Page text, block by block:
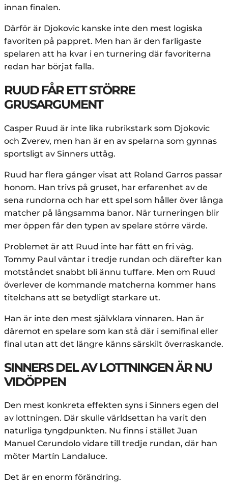
innan finalen.
Därför är Djokovic kanske inte den mest logiska
favoriten på pappret. Men han är den farligaste
spelaren att ha kvar i en turnering där favoriterna
redan har börjat falla.
RUUD FÅR ETT STÖRRE
GRUSARGUMENT
Casper Ruud är inte lika rubrikstark som Djokovic
och Zverev, men han är en av spelarna som gynnas
sportsligt av Sinners uttåg.
Ruud har flera gånger visat att Roland Garros passar
honom. Han trivs på gruset, har erfarenhet av de
sena rundorna och har ett spel som håller över långa
matcher på långsamma banor. När turneringen blir
mer öppen får den typen av spelare större värde.
Problemet är att Ruud inte har fått en fri väg.
Tommy Paul väntar i tredje rundan och därefter kan
motståndet snabbt bli ännu tuffare. Men om Ruud
överlever de kommande matcherna kommer hans
titelchans att se betydligt starkare ut.
Han är inte den mest självklara vinnaren. Han är
däremot en spelare som kan stå där i semifinal eller
final utan att det längre känns särskilt överraskande.
SINNERS DEL AV LOTTNINGEN ÄR NU
VIDÖPPEN
Den mest konkreta effekten syns i Sinners egen del
av lottningen. Där skulle världsettan ha varit den
naturliga tyngdpunkten. Nu finns i stället Juan
Manuel Cerundolo vidare till tredje rundan, där han
möter Martín Landaluce.
Det är en enorm förändring.